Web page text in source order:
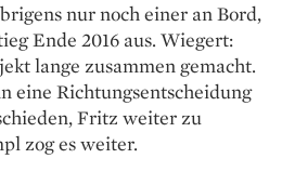
nur noch einer an Bord,
Ende 2016 aus. Wiegert:
lange zusammen gemacht.
eine Richtungsentscheidung
Fritz weiter zu
zog es weiter.